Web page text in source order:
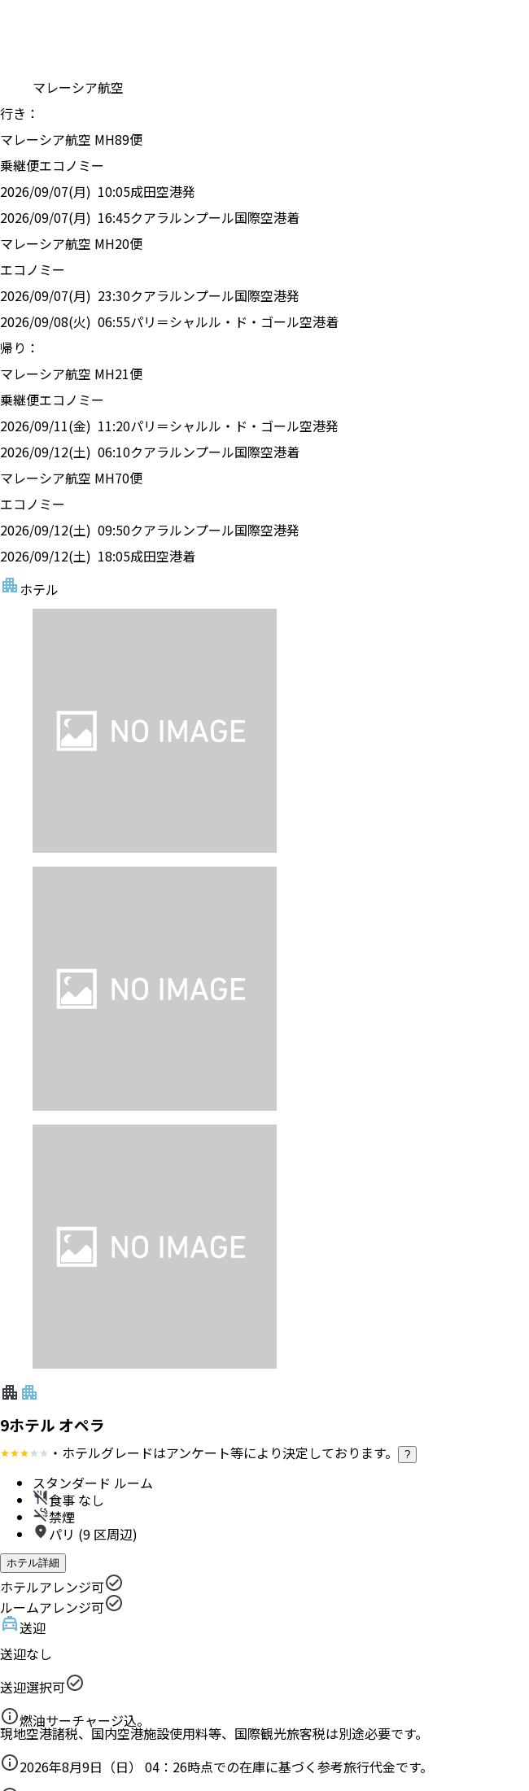
マレーシア航空
行き：
マレーシア航空 MH89便
乗継便エコノミー
2026/09/07(月) 10:05成田空港発
2026/09/07(月) 16:45クアラルンプール国際空港着
マレーシア航空 MH20便
エコノミー
2026/09/07(月) 23:30クアラルンプール国際空港発
2026/09/08(火) 06:55パリ＝シャルル・ド・ゴール空港着
帰り：
マレーシア航空 MH21便
乗継便エコノミー
2026/09/11(金) 11:20パリ＝シャルル・ド・ゴール空港発
2026/09/12(土) 06:10クアラルンプール国際空港着
マレーシア航空 MH70便
エコノミー
2026/09/12(土) 09:50クアラルンプール国際空港発
2026/09/12(土) 18:05成田空港着
ホテル
9ホテル オペラ
・ホテルグレードはアンケート等により決定しております。 ?
スタンダード ルーム
食事 なし
禁煙
パリ (9 区周辺)
ホテル詳細
ホテルアレンジ可
ルームアレンジ可
送迎
送迎なし
送迎選択可
燃油サーチャージ込。
現地空港諸税、国内空港施設使用料等、国際観光旅客税は別途必要です。
2026年8月9日（日） 04：26時点での在庫に基づく参考旅行代金です。